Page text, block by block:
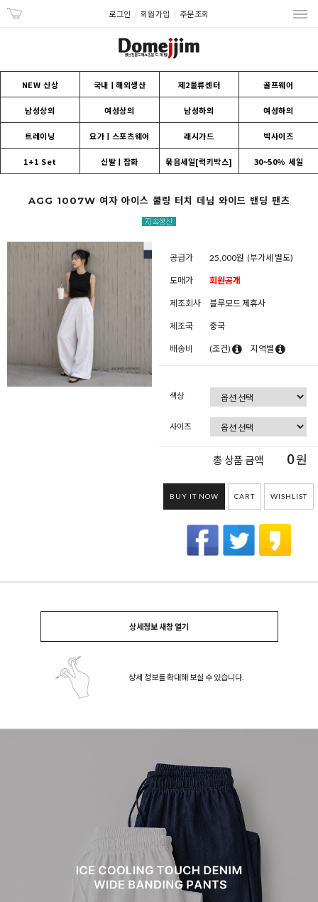
로그인 회원가입 주문조회
NEW 신상 국내ㅣ해외생산 제2물류센터 골프웨어
남성상의 여성상의 남성하의 여성하의
트레이닝 요가ㅣ스포츠웨어 래시가드 빅사이즈
1+1 Set 신발ㅣ잡화 묶음세일[럭키박스] 30~50% 세일
AGG 1007W 여자 아이스 쿨링 터치 데님 와이드 밴딩 팬츠
공급가 25,000원 (부가세 별도)
도매가 회원공개
제조회사 블루모드 제휴사
제조국 중국
배송비 (조건) 지역별
색상
사이즈
총 상품 금액 0원
BUY IT NOW CART WISHLIST
상세정보 새창 열기
상세 정보를 확대해 보실 수 있습니다.